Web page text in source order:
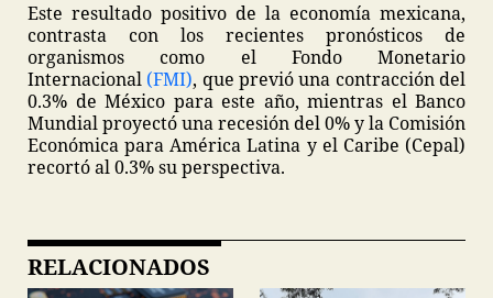
Este resultado positivo de la economía mexicana,
contrasta con los recientes pronósticos de
organismos como el Fondo Monetario
Internacional (FMI), que previó una contracción del
0.3% de México para este año, mientras el Banco
Mundial proyectó una recesión del 0% y la Comisión
Económica para América Latina y el Caribe (Cepal)
recortó al 0.3% su perspectiva.
RELACIONADOS